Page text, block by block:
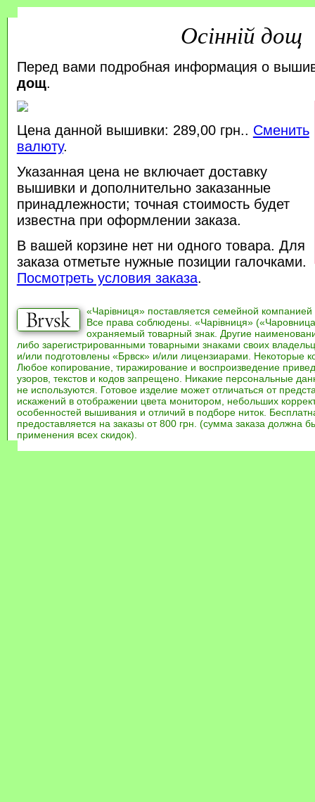
Осінній дощ
Перед вами подробная информация о
дощ.
Цена данной вышивки: 289,00 грн.. Сменить
валюту.
Указанная цена не включает доставку
вышивки и дополнительно заказанные
принадлежности; точная стоимость будет
известна при оформлении заказа.
В вашей корзине нет ни одного товара. Для
заказа отметьте нужные позиции галочками.
Посмотреть условия заказа.
«Чарівниця» поставляется семейной компанией
Все права соблюдены. «Чарівниця»
охраняемый товарный знак. Другие
либо зарегистрированными товарными знаками своих
и/или подготовлены «Брвск» и/или лицензиарами. Некоторые
Любое копирование, тиражирование и воспроизведение
узоров, текстов и кодов запрещено. Никакие персональные
не используются. Готовое изделие может отличаться от
искажений в отображении цвета монитором, небольших
особенностей вышивания и отличий в подборе ниток.
предоставляется на заказы от 800 грн. (сумма заказа должна
применения всех скидок).